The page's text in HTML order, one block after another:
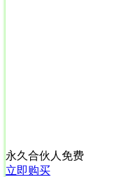
永久合伙人 免费
立即购买